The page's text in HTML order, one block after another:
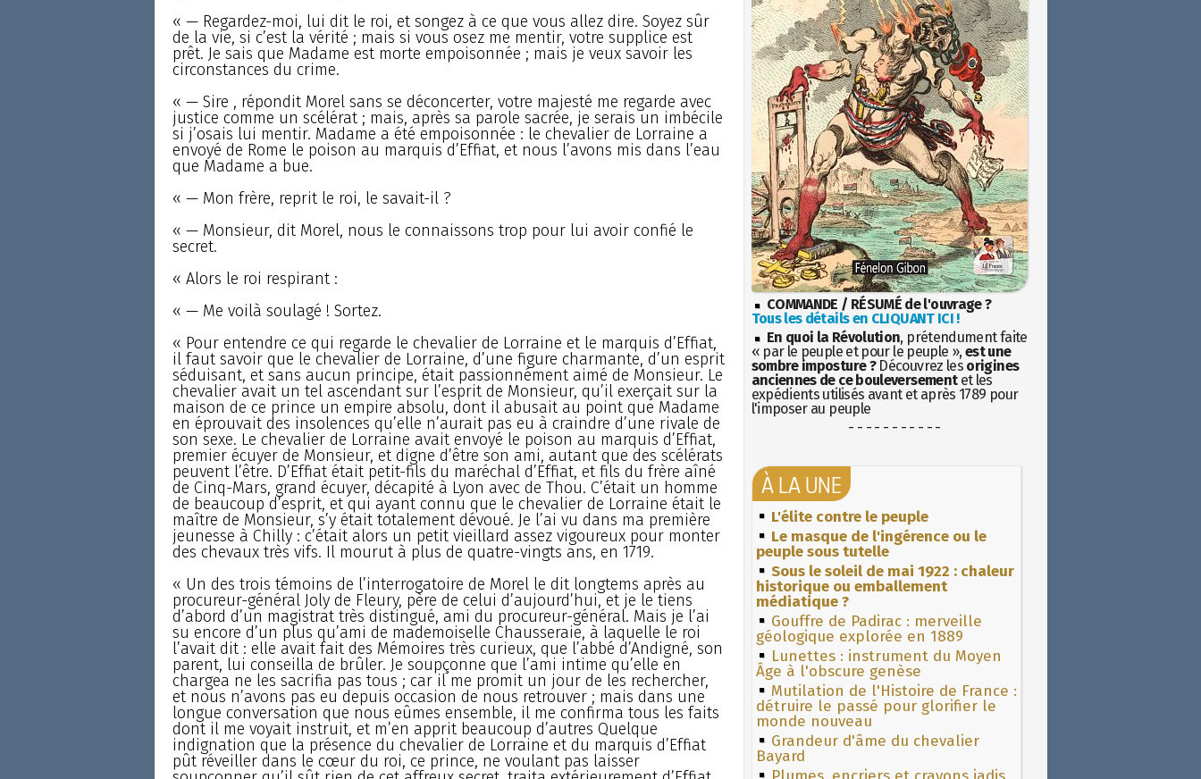
« — Regardez-moi, lui dit le roi, et songez à ce que vous allez dire. Soyez sûr
de la vie, si c’est la vérité ; mais si vous osez me mentir, votre supplice est
prêt. Je sais que Madame est morte empoisonnée ; mais je veux savoir les
circonstances du crime.
« — Sire , répondit Morel sans se déconcerter, votre majesté me regarde avec
justice comme un scélérat ; mais, après sa parole sacrée, je serais un imbécile
si j’osais lui mentir. Madame a été empoisonnée : le chevalier de Lorraine a
envoyé de Rome le poison au marquis d’Effiat, et nous l’avons mis dans l’eau
que Madame a bue.
« — Mon frère, reprit le roi, le savait-il ?
« — Monsieur, dit Morel, nous le connaissons trop pour lui avoir confié le
secret.
« Alors le roi respirant :
« — Me voilà soulagé ! Sortez.
« Pour entendre ce qui regarde le chevalier de Lorraine et le marquis d’Effiat,
il faut savoir que le chevalier de Lorraine, d’une figure charmante, d’un esprit
séduisant, et sans aucun principe, était passionnément aimé de Monsieur. Le
chevalier avait un tel ascendant sur l’esprit de Monsieur, qu’il exerçait sur la
maison de ce prince un empire absolu, dont il abusait au point que Madame
en éprouvait des insolences qu’elle n’aurait pas eu à craindre d’une rivale de
son sexe. Le chevalier de Lorraine avait envoyé le poison au marquis d’Effiat,
premier écuyer de Monsieur, et digne d’être son ami, autant que des scélérats
peuvent l’être. D’Effiat était petit-fils du maréchal d’Effiat, et fils du frère aîné
de Cinq-Mars, grand écuyer, décapité à Lyon avec de Thou. C’était un homme
de beaucoup d’esprit, et qui ayant connu que le chevalier de Lorraine était le
maître de Monsieur, s’y était totalement dévoué. Je l’ai vu dans ma première
jeunesse à Chilly : c’était alors un petit vieillard assez vigoureux pour monter
des chevaux très vifs. Il mourut à plus de quatre-vingts ans, en 1719.
« Un des trois témoins de l’interrogatoire de Morel le dit longtems après au
procureur-général Joly de Fleury, père de celui d’aujourd’hui, et je le tiens
d’abord d’un magistrat très distingué, ami du procureur-général. Mais je l’ai
su encore d’un plus qu’ami de mademoiselle Chausseraie, à laquelle le roi
l’avait dit : elle avait fait des Mémoires très curieux, que l’abbé d’Andigné, son
parent, lui conseilla de brûler. Je soupçonne que l’ami intime qu’elle en
chargea ne les sacrifia pas tous ; car il me promit un jour de les rechercher,
et nous n’avons pas eu depuis occasion de nous retrouver ; mais dans une
longue conversation que nous eûmes ensemble, il me confirma tous les faits
dont il me voyait instruit, et m’en apprit beaucoup d’autres Quelque
indignation que la présence du chevalier de Lorraine et du marquis d’Effiat
pût réveiller dans le cœur du roi, ce prince, ne voulant pas laisser
COMMANDE / RÉSUMÉ de l'ouvrage ?
Tous les détails en CLIQUANT ICI !
En quoi la Révolution, prétendument faite
« par le peuple et pour le peuple », est une
sombre imposture ?Découvrez les origines
anciennes de ce bouleversementet les
expédients utilisés avant et après 1789 pour
l'imposer au peuple
- - - - - - - - - - -
À LA UNE
L'élite contre le peuple
Le masque de l'ingérence ou le
peuple sous tutelle
Sous le soleil de mai 1922 : chaleur
historique ou emballement
médiatique ?
Gouffre de Padirac : merveille
géologique explorée en 1889
Lunettes : instrument du Moyen
Âge à l'obscure genèse
Mutilation de l'Histoire de France :
détruire le passé pour glorifier le
monde nouveau
Grandeur d'âme du chevalier
Bayard